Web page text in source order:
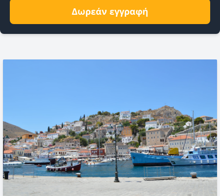
Δωρεάν εγγραφή